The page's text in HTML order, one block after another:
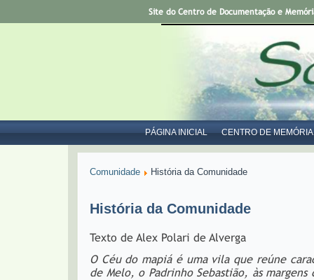
PÁGINA INICIAL CENTRO DE MEMÓRIA
Site do Centro de Documentação e
Comunidade História da Comunidade
História da Comunidade
Texto de Alex Polari de Alverga
O Céu do mapiá é uma vila que reúne
de Melo, o Padrinho Sebastião, às